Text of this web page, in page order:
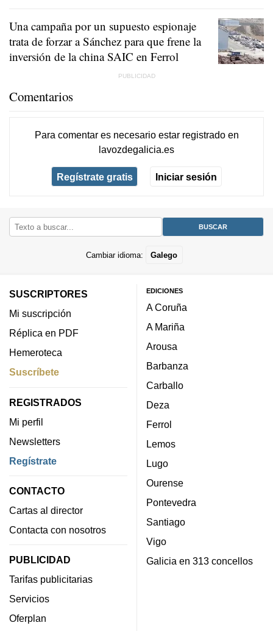
Una campaña por un supuesto espionaje
trata de forzar a Sánchez para que frene la
inversión de la china SAIC en Ferrol
Comentarios
Para comentar es necesario estar registradoen
lavozdegalicia.es
Regístrate gratis Iniciar sesión
Cambiar idioma: Galego
SUSCRIPTORES
Mi suscripción
Réplica en PDF
Hemeroteca
Suscríbete
REGISTRADOS
Mi perfil
Newsletters
Regístrate
CONTACTO
Cartas al director
Contacta con nosotros
PUBLICIDAD
Tarifas publicitarias
Servicios
Oferplan
EDICIONES
A Coruña
A Mariña
Arousa
Barbanza
Carballo
Deza
Ferrol
Lemos
Lugo
Ourense
Pontevedra
Santiago
Vigo
Galicia en 313 concellos